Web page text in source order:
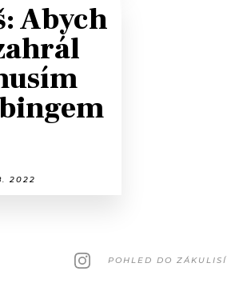
Abych
2022
POHLED DO ZÁKULISÍ